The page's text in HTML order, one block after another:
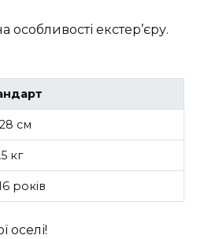
особливості екстер’єру.
см
кг
років
оселі!